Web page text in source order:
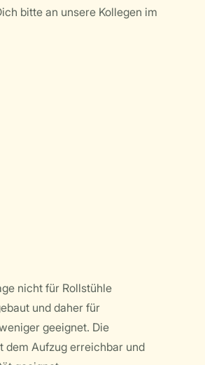
bitte an unsere Kollegen im
nicht für Rollstühle
und daher für
geeignet. Die
dem Aufzug erreichbar und